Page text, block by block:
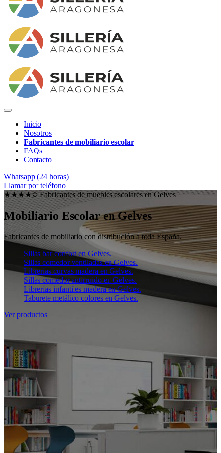
Inicio
Nosotros
Fabricantes de mobiliario escolar
FAQs
Contacto
Whatsapp (24 horas)
Llamar por teléfono
★★★★✩ Fabricantes de muebles escolares enGelves
Mobiliario Escolar en Gelves
Fabricantes de mobiliario con distribución a toda España.
Sillas bar confort en Gelves.
Sillas comedor ventiladas en Gelves.
Librerías curvas madera en Gelves.
Sillas comedor antirruido en Gelves.
Librerías infantiles madera en Gelves.
Taburete metálico colores en Gelves.
Ver productos